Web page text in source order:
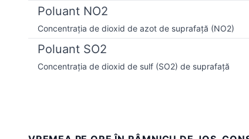
Poluant NO2
Concentrația de dioxid de azot de suprafață (NO2)
Poluant SO2
Concentrația de dioxid de sulf (SO2) de suprafață